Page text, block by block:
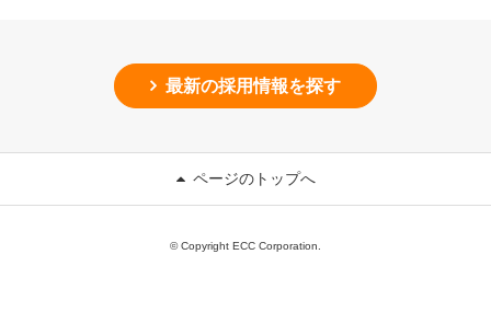
最新の採用情報を探す
ページのトップへ
© Copyright ECC Corporation.